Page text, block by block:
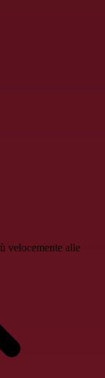
velocemente alle